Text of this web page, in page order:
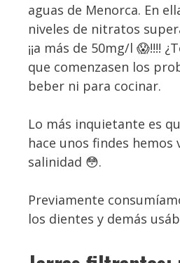
aguas de Menorca. En
niveles de nitratos
¡¡a más de 50mg/l 😱!!!!
que comenzasen los
beber ni para cocinar.
Lo más inquietante es
hace unos findes
salinidad 😳.
Previamente
los dientes y demás